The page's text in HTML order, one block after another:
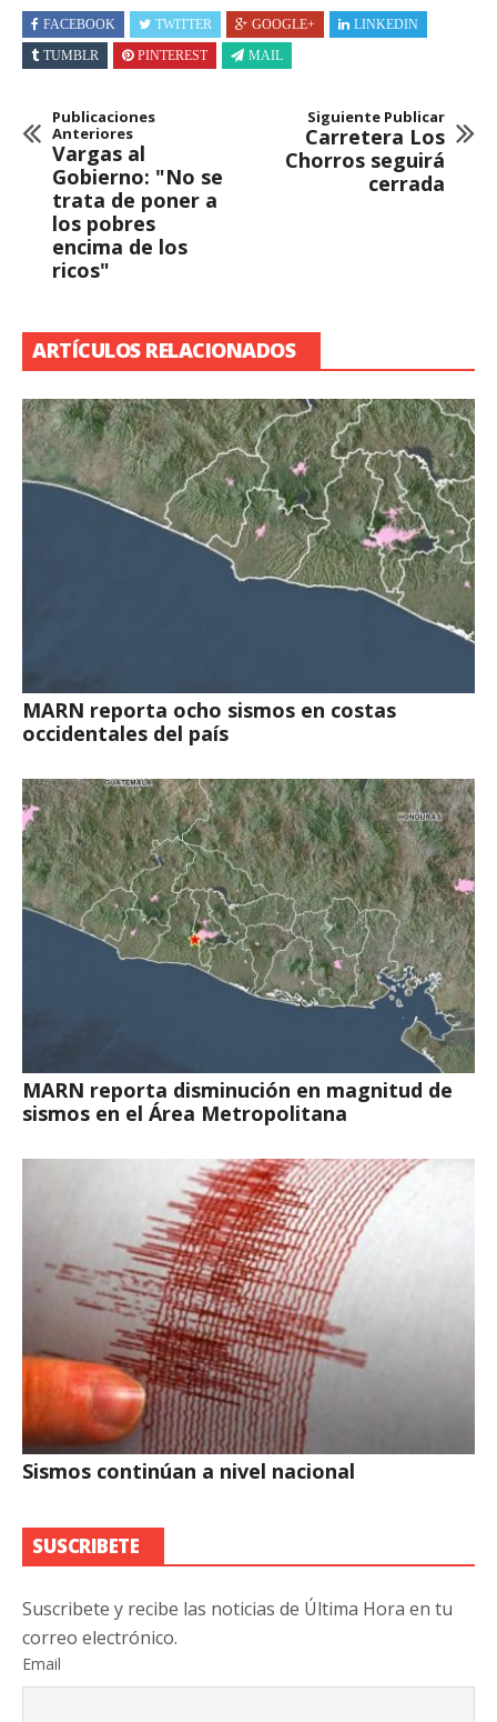
FACEBOOK TWITTER GOOGLE+
LINKEDIN
TUMBLR
PINTEREST MAIL
Publicaciones
Anteriores
Vargas al
Gobierno: "No se
trata de poner a
los pobres
encima de los
ricos"
Siguiente Publicar
Carretera Los
Chorros seguirá
cerrada
ARTÍCULOS RELACIONADOS
MARN reporta ocho sismos en costas
occidentales del país
MARN reporta disminución en magnitud de
sismos en el Área Metropolitana
Sismos continúan a nivel nacional
SUSCRIBETE
Suscribete y recibe las noticias de Última Hora en tu
correo electrónico.
Email